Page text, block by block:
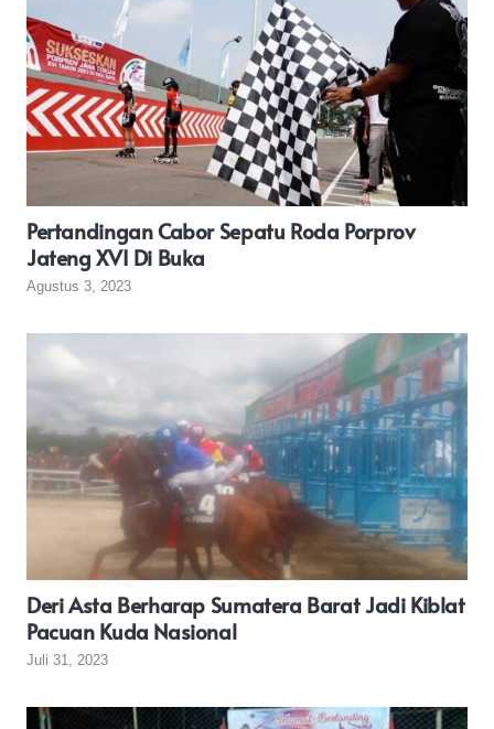
Pertandingan Cabor Sepatu Roda Porprov
Jateng XVI Di Buka
Agustus 3, 2023
Deri Asta Berharap Sumatera Barat Jadi Kiblat
Pacuan Kuda Nasional
Juli 31, 2023